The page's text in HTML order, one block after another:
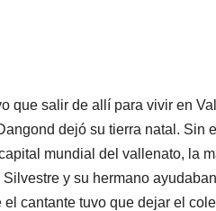
que salir de allí para vivir en
dejó su tierra natal. Sin
mundial del vallenato, la
y su hermano
cantante tuvo que dejar el